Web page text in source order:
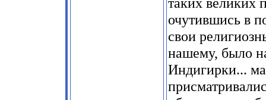
очутившись в
свои
нашему, было
Индигирки...